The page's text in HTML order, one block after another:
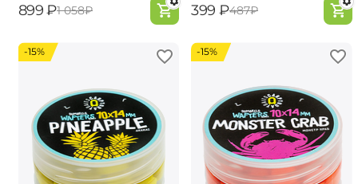
‍899‍ ₽‍1 058‍₽ ‍399‍ ₽‍487‍₽
-15% -15%